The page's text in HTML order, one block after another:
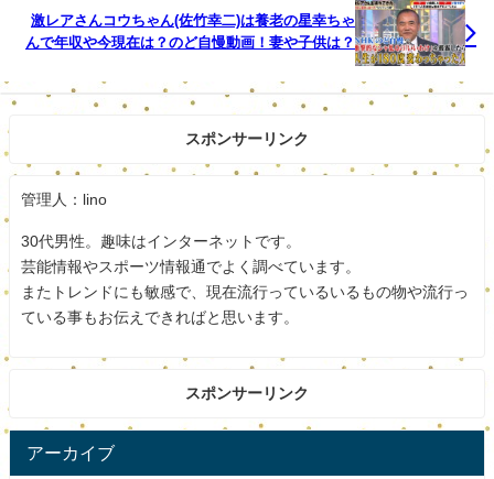
電車だとＪＲ左沢線左沢駅下車し、タクシー15分です。
駐車場は10台あります。
季節により色々な果物や山菜が楽しめます。
オーナーの自家栽培で山菜、サクランボ、すもも、りん
ご、ラフランス、柿など沢山ありますよ。
そのほか、農業体験、クッキング体験、石釜ピザ、フルー
ツ狩りができます。
りますよ。
激レアさんコウちゃん(佐竹幸二)は養老の星幸ちゃ
んで年収や今現在は？のど自慢動画！妻や子供は？
スポンサーリンク
管理人：lino
30代男性。趣味はインターネットです。
芸能情報やスポーツ情報通でよく調べています。
またトレンドにも敏感で、現在流行っているいるもの物や流行っ
ている事もお伝えできればと思います。
スポンサーリンク
アーカイブ